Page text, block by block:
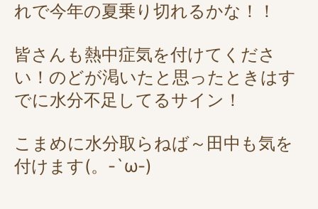
れで今年の夏乗り切れるかな！！
皆さんも熱中症気を付けてくださ
い！のどが渇いたと思ったときはす
でに水分不足してるサイン！
こまめに水分取らねば～田中も気を
付けます(。-`ω-)